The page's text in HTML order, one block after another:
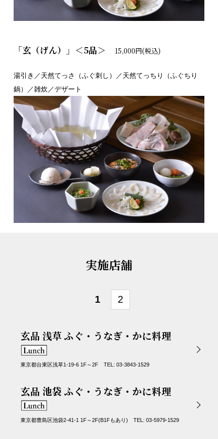
「玄（げん）」＜5品＞ 15,000円(税込)
湯引き／天然てっさ（ふぐ刺し）／天然てっちり（ふぐちり
鍋）／雑炊／デザート
実施店舗
1 2
玄品 浅草 ふぐ・うなぎ・かに料理
東京都台東区浅草1-19-6 1F～2F TEL: 03-3843-1529
玄品 池袋 ふぐ・うなぎ・かに料理
東京都豊島区池袋2-41-1 1F～2F(B1Fもあり) TEL: 03-5979-1529